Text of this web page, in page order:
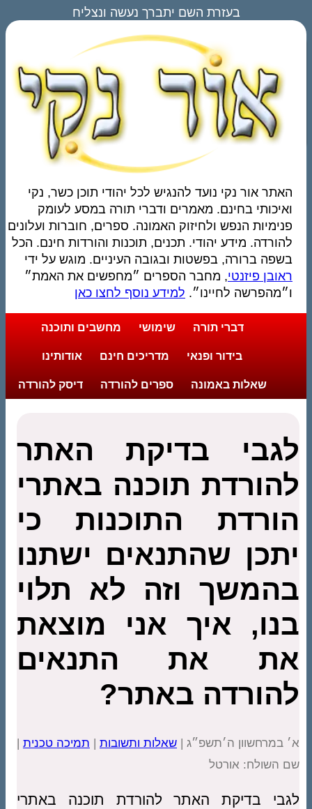
בעזרת השם יתברך נעשה ונצליח
האתר אור נקי נועד להנגיש לכל יהודי תוכן כשר, נקי
ואיכותי בחינם. מאמרים ודברי תורה במסע לעומק
פנימיות הנפש ולחיזוק האמונה. ספרים, חוברות ועלונים
להורדה. מידע יהודי. תכנים, תוכנות והורדות חינם. הכל
בשפה ברורה, בפשטות ובגובה העיניים. מוגש על ידי
ראובן פיזנטי, מחבר הספרים ״מחפשים את האמת״
ו״מהפרשה לחיינו״. למידע נוסף לחצו כאן
דברי תורה שימושי מחשבים ותוכנה
בידור ופנאי מדריכים חינם אודותינו
שאלות באמונה ספרים להורדה דיסק להורדה
לגבי בדיקת האתר
להורדת תוכנה באתרי
הורדת התוכנות כי
יתכן שהתנאים ישתנו
בהמשך וזה לא תלוי
בנו, איך אני מוצאת
את את התנאים
להורדה באתר?
א׳ במרחשוון ה׳תשפ״ג | שאלות ותשובות | תמיכה טכנית |
שם השולח: אורטל
לגבי בדיקת האתר להורדת תוכנה באתרי